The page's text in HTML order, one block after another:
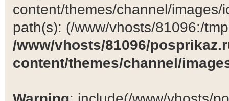
content/themes/channel/
path(s): (/www/vhosts/81096:/
/www/vhosts/81096/
content/themes/channel/